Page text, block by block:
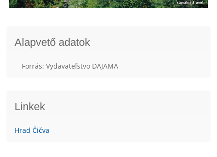
Alapvető adatok
Forrás: Vydavateľstvo DAJAMA
Linkek
Hrad Čičva